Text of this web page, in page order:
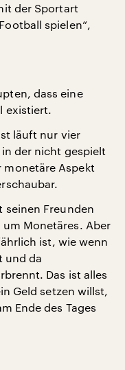
der Sportart
spielen“,
dass eine
existiert.
läuft nur vier
der nicht gespielt
monetäre Aspekt
seinen Freunden
Monetäres. Aber
ist, wie wenn
und da
Das ist alles
Geld setzen willst,
Ende des Tages